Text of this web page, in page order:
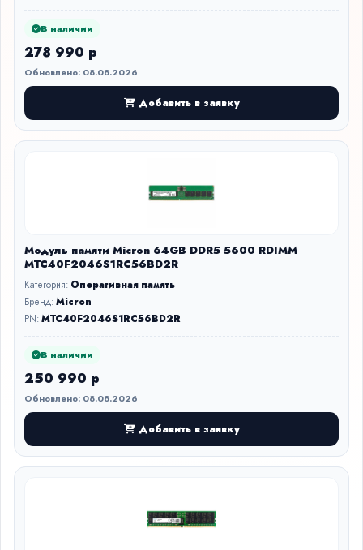
В наличии
278 990 р
Обновлено: 08.08.2026
Добавить в заявку
Модуль памяти Micron 64GB DDR5 5600 RDIMM
MTC40F2046S1RC56BD2R
Категория: Оперативная память
Бренд:Micron
PN:MTC40F2046S1RC56BD2R
В наличии
250 990 р
Обновлено: 08.08.2026
Добавить в заявку